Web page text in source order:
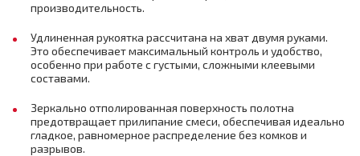
производительность.
Удлиненная рукоятка рассчитана на хват двумя руками.
Это обеспечивает максимальный контроль и удобство,
особенно при работе с густыми, сложными клеевыми
составами.
Зеркально отполированная поверхность полотна
предотвращает прилипание смеси, обеспечивая идеально
гладкое, равномерное распределение без комков и
разрывов.